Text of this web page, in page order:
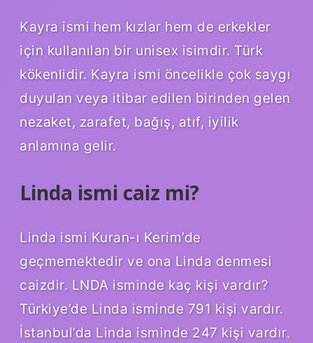
Kayra ismi hem kızlar hem de erkekler
için kullanılan bir unisex isimdir. Türk
kökenlidir. Kayra ismi öncelikle çok saygı
duyulan veya itibar edilen birinden gelen
nezaket, zarafet, bağış, atıf, iyilik
anlamına gelir.
Linda ismi caiz mi?
Linda ismi Kuran-ı Kerim’de
geçmemektedir ve ona Linda denmesi
caizdir. LNDA isminde kaç kişi vardır?
Türkiye’de Linda isminde 791 kişi vardır.
İstanbul’da Linda isminde 247 kişi vardır.